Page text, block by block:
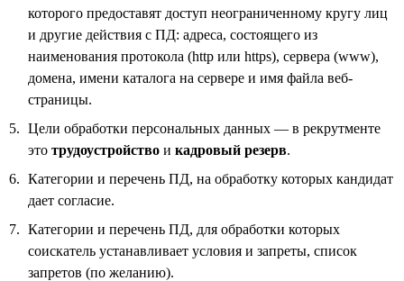
которого предоставят доступ неограниченному кругу лиц
и другие действия с ПД: адреса, состоящего из
наименования протокола (http или https), сервера (www),
домена, имени каталога на сервере и имя файла веб-
страницы.
Цели обработки персональных данных — в рекрутменте
это трудоустройство и кадровый резерв.
Категории и перечень ПД, на обработку которых кандидат
дает согласие.
Категории и перечень ПД, для обработки которых
соискатель устанавливает условия и запреты, список
запретов (по желанию).